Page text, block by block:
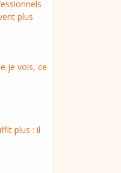
plus
je vois, ce
plus : il